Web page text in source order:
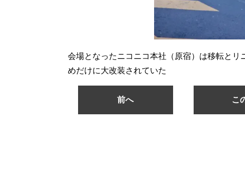
会場となったニコニコ本社（原宿）は移転と
めだけに大改装されていた
前へ こ